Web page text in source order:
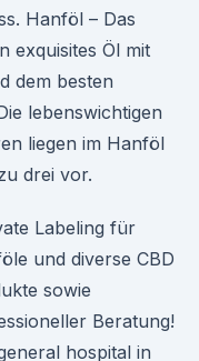
Hanföl – Das
exquisites Öl mit
dem besten
lebenswichtigen
liegen im Hanföl
drei vor.
Labeling für
und diverse CBD
sowie
Beratung!
hospital in